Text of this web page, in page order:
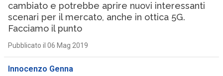
cambiato e potrebbe aprire nuovi interessanti
scenari per il mercato, anche in ottica 5G.
Facciamo il punto
Pubblicato il 06 Mag 2019
Innocenzo Genna